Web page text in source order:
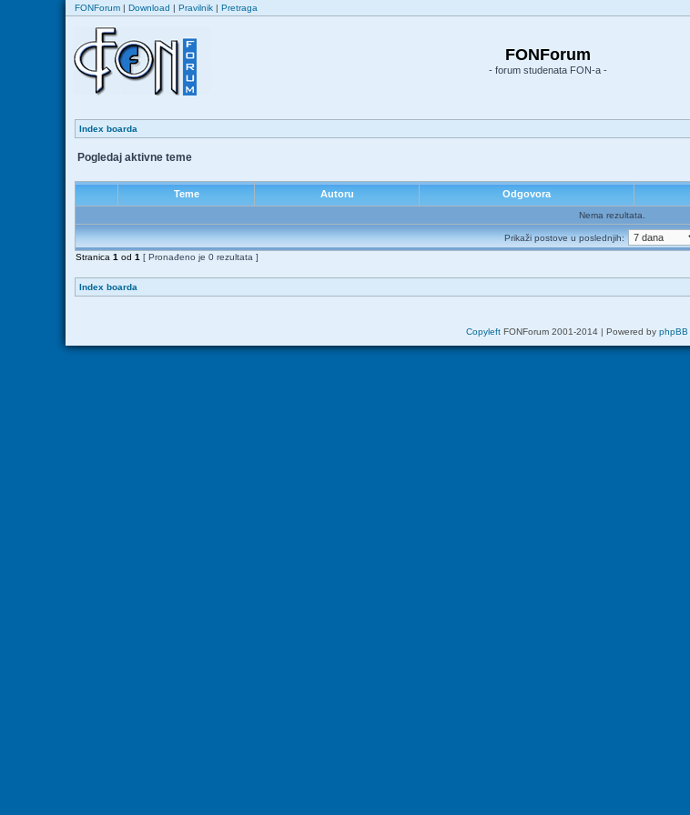
FONForum | Download | Pravilnik | Pretraga
FONForum
- forum studenata FON-a -
Index boarda
Pogledaj aktivne teme
Teme Autoru Odgovora
Nema rezultata.
Prikaži postove u poslednjih:
Stranica 1 od 1 [ Pronađeno je 0 rezultata ]
Index boarda
CopyleftFONForum 2001-2014 | Powered by phpBB